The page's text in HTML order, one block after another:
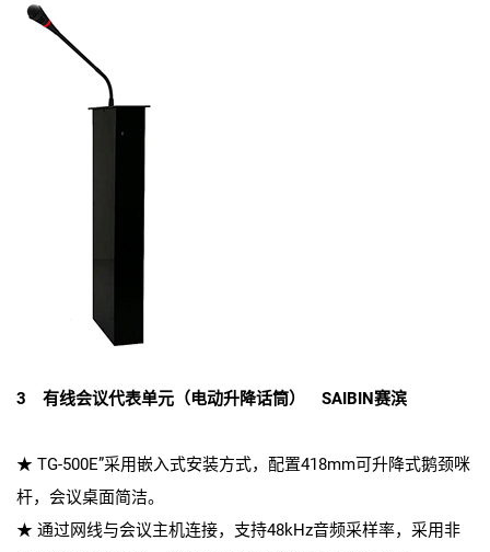
3 有线会议代表单元（电动升降话筒） SAIBIN赛滨
★ TG-500E”采用嵌入式安装方式，配置418mm可升降式鹅颈咪
杆，会议桌面简洁。
★ 通过网线与会议主机连接，支持48kHz音频采样率，采用非